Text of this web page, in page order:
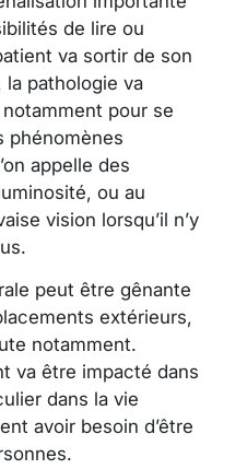
de lire ou
va sortir de son
pathologie va
pour se
phénomènes
appelle des
ou au
vision lorsqu’il n’y
peut être gênante
extérieurs,
notamment.
va être impacté dans
dans la vie
avoir besoin d’être